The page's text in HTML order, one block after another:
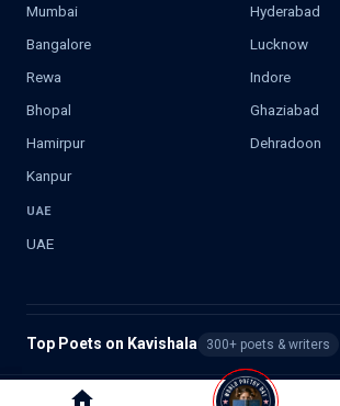
Mumbai
Hyderabad
Bangalore
Lucknow
Rewa
Indore
Bhopal
Ghaziabad
Hamirpur
Dehradoon
Kanpur
UAE
UAE
Top Poets on Kavishala 300+ poets & writers